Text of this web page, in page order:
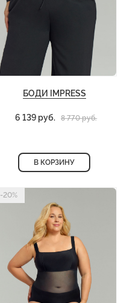
БОДИ IMPRESS
6 139 руб. 8 770 руб.
В КОРЗИНУ
-20%